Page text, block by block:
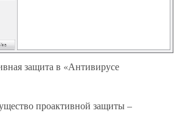
защита в «Антивирусе
проактивной защиты –